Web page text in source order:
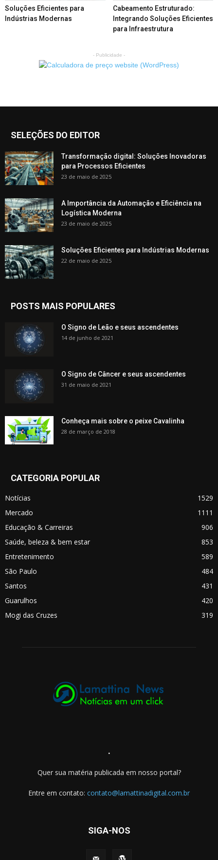
Soluções Eficientes para
Indústrias Modernas
Cabeamento Estruturado:
Integrando Soluções Eficientes
para Infraestrutura
- Publicidade -
SELEÇÕES DO EDITOR
Transformação digital: Soluções Inovadoras
para Processos Eficientes
23 de maio de 2025
A Importância da Automação e Eficiência na
Logística Moderna
23 de maio de 2025
Soluções Eficientes para Indústrias Modernas
22 de maio de 2025
POSTS MAIS POPULARES
O Signo de Leão e seus ascendentes
14 de junho de 2021
O Signo de Câncer e seus ascendentes
31 de maio de 2021
Conheça mais sobre o peixe Cavalinha
28 de março de 2018
CATEGORIA POPULAR
Notícias
1529
Mercado
1111
Educação & Carreiras
906
Saúde, beleza & bem estar
853
Entretenimento
589
São Paulo
484
Santos
431
Guarulhos
420
Mogi das Cruzes
319
.
Quer sua matéria publicada em nosso portal?
Entre em contato: contato@lamattinadigital.com.br
SIGA-NOS